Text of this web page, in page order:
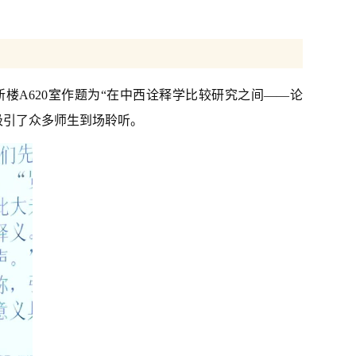
楼A620室作题为“在中西诠释学比较研究之间——论
了众多师生到场聆听。